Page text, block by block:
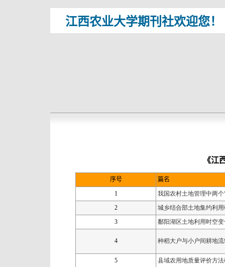
江西农业大学期刊社欢迎您！
《江
序号
篇名
1
我国农村土地管理中两个
2
城乡结合部土地集约利
3
鄱阳湖区土地利用时空
4 种稻大户与小户间耕地
5 县域农用地质量评价方